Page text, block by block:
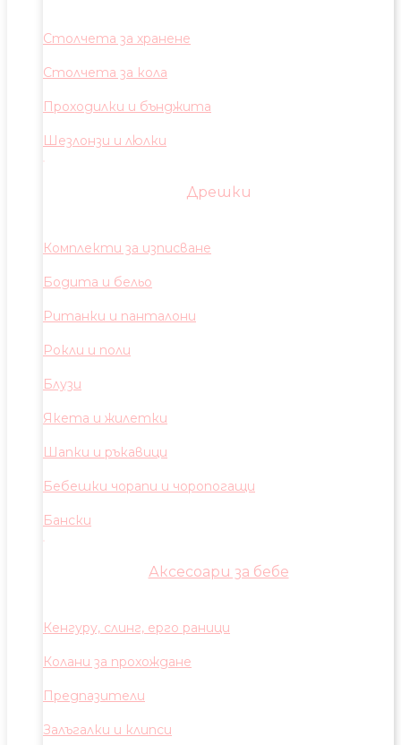
Столчета за хранене
Столчета за кола
Проходилки и бънджита
Шезлонзи и люлки
Дрешки
Комплекти за изписване
Бодита и бельо
Ританки и панталони
Рокли и поли
Блузи
Якета и жилетки
Шапки и ръкавици
Бебешки чорапи и чоропогащи
Бански
Аксесоари за бебе
Кенгуру, слинг, ерго раници
Колани за прохождане
Предпазители
Залъгалки и клипси